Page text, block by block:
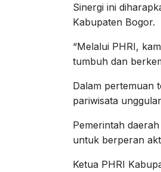
Sinergi ini
Kabupaten Bogor.
“Melalui PHRI,
tumbuh dan
Dalam pertemuan
pariwisata
Pemerintah
untuk berperan
Ketua PHRI